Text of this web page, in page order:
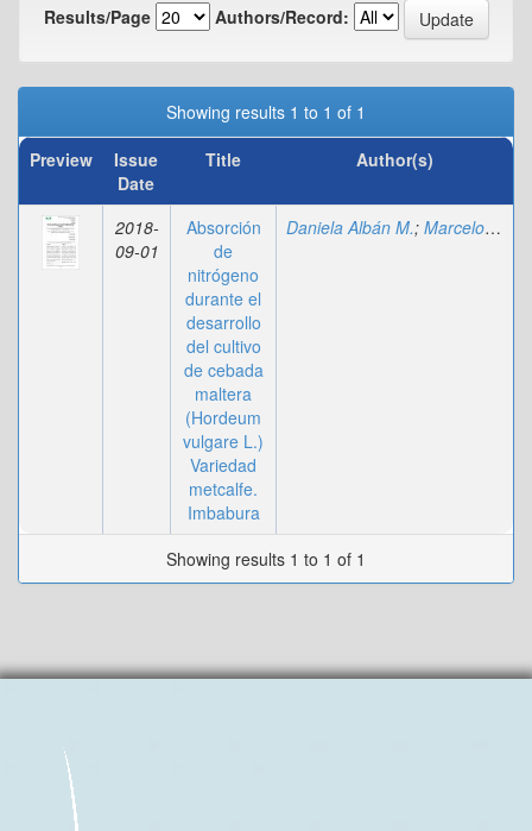
Results/Page
Authors/Record:
Showing results 1 to 1 of 1
Preview
Issue
Date
Title Author(s)
2018-
09-01
Absorción
de
nitrógeno
durante el
desarrollo
del cultivo
de cebada
maltera
(Hordeum
vulgare L.)
Variedad
metcalfe.
Imbabura
Daniela Albán M.; Marcelo Calvache U.
Showing results 1 to 1 of 1